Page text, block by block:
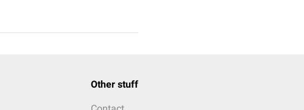
Other stuff